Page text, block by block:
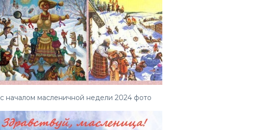
с началом масленичной недели 2024 фото